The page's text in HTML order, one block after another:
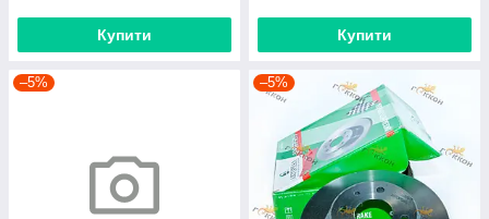
Купити Купити
–5% –5%